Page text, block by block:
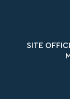
SITE